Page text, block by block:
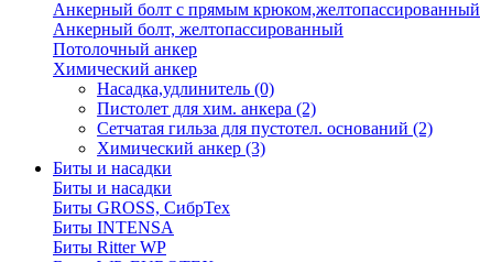
Анкерный болт с прямым крюком,желтопассированный
Анкерный болт, желтопассированный
Потолочный анкер
Химический анкер
Насадка,удлинитель (0)
Пистолет для хим. анкера (2)
Сетчатая гильза для пустотел. оснований (2)
Химический анкер (3)
Биты и насадки
Биты и насадки
Биты GROSS, СибрТех
Биты INTENSA
Биты Ritter WP